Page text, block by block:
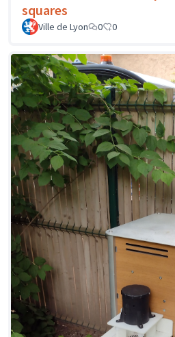
squares
Ville de Lyon 0 0